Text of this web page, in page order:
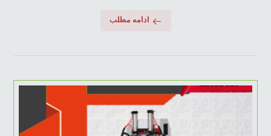
ادامه مطلب